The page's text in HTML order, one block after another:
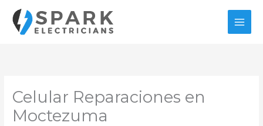
contenido
Celular Reparaciones en
Moctezuma